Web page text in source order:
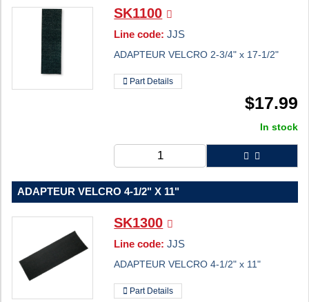
SK1100
Line code: JJS
ADAPTEUR VELCRO 2-3/4" x 17-1/2"
Part Details
$17.99
In stock
ADAPTEUR VELCRO 4-1/2" X 11"
SK1300
Line code: JJS
ADAPTEUR VELCRO 4-1/2" x 11"
Part Details